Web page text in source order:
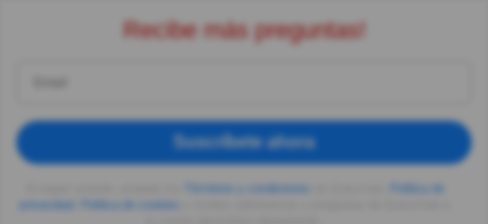
Recibe más preguntas!
Suscríbete ahora
privacidad